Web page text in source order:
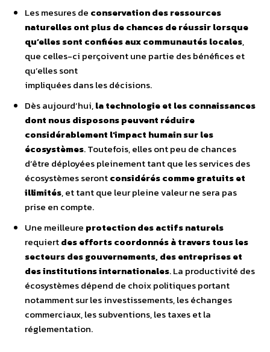
Les mesures de conservation des ressources
naturelles ont plus de chances de réussir lorsque
qu’elles sont confiées aux communautés locales,
que celles-ci perçoivent une partie des bénéfices et
qu’elles sont
impliquées dans les décisions.
Dès aujourd’hui,la technologie et les connaissances
dont nous disposons peuvent réduire
considérablement l’impact humain sur les
écosystèmes. Toutefois, elles ont peu de chances
d’être déployées pleinement tant que les services des
écosystèmes serontconsidérés comme gratuits et
illimités, et tant que leur pleine valeur ne sera pas
prise en compte.
Une meilleure protection des actifs naturels
requiertdes efforts coordonnés à travers tous les
secteurs des gouvernements, des entreprises et
des institutions internationales. La productivité des
écosystèmes dépend de choix politiques portant
notamment sur les investissements, les échanges
commerciaux, les subventions, les taxes et la
réglementation.